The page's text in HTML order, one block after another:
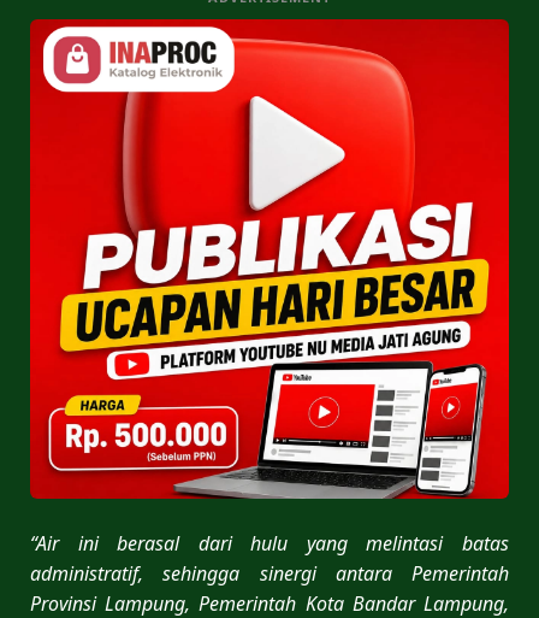
“Air ini berasal dari hulu yang melintasi batas
administratif, sehingga sinergi antara Pemerintah
Provinsi Lampung, Pemerintah Kota Bandar Lampung,